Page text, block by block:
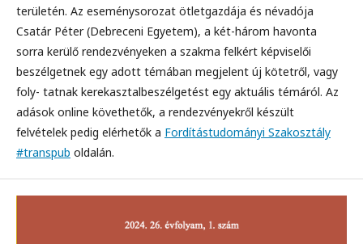
területén. Az eseménysorozat ötletgazdája és névadója
Csatár Péter (Debreceni Egyetem), a két-három havonta
sorra kerülő rendezvényeken a szakma felkért képviselői
beszélgetnek egy adott témában megjelent új kötetről, vagy
foly- tatnak kerekasztalbeszélgetést egy aktuális témáról. Az
adások online követhetők, a rendezvényekről készült
felvételek pedig elérhetők a Fordítástudományi Szakosztály
#transpub oldalán.